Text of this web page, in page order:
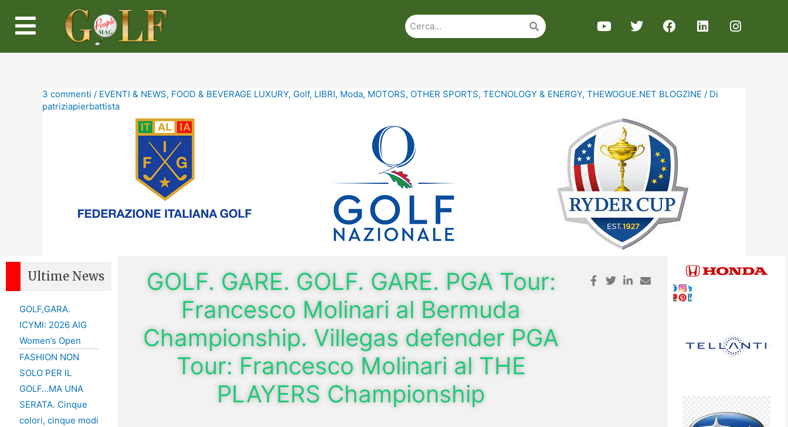
3 commenti / EVENTI & NEWS, FOOD & BEVERAGE LUXURY, Golf, LIBRI, Moda, MOTORS, OTHER SPORTS, TECNOLOGY & ENERGY, THEWOGUE.NET BLOGZINE / Di
patriziapierbattista
Ultime News
GOLF,GARA.
ICYMI: 2026 AIG
Women’s Open
FASHION NON
SOLO PER IL
GOLF…MA UNA
SERATA. Cinque
colori, cinque modi
GOLF. GARE. GOLF. GARE. PGA Tour:
Francesco Molinari al Bermuda
Championship. Villegas defender PGA
Tour: Francesco Molinari al THE
PLAYERS Championship